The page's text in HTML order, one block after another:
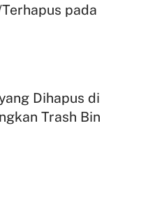
pada
Dihapus di
Trash Bin